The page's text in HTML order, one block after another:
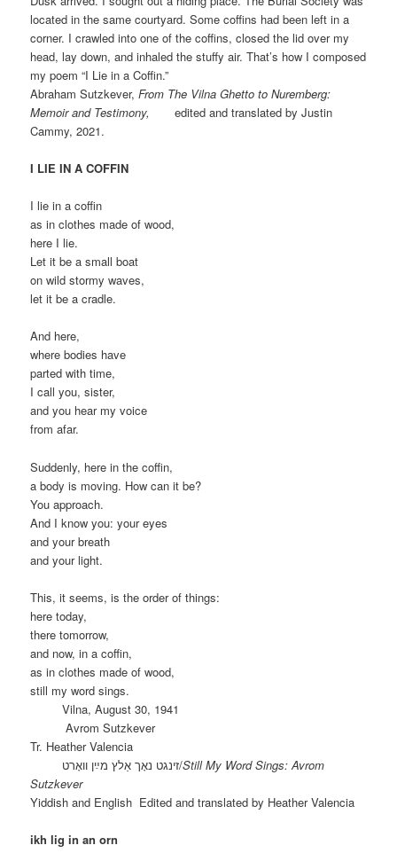
located in the same courtyard. Some coffins had been left in a
corner. I crawled into one of the coffins, closed the lid over my
head, lay down, and inhaled the stuffy air. That’s how I composed
my poem “I Lie in a Coffin.”
Abraham Sutzkever,From The Vilna Ghetto to Nuremberg:
Memoir and Testimony,
edited and translated by Justin
Cammy, 2021.
I LIE IN A COFFIN
I lie in a coffin
as in clothes made of wood,
here I lie.
Let it be a small boat
on wild stormy waves,
let it be a cradle.
And here,
where bodies have
parted with time,
I call you, sister,
and you hear my voice
from afar.
Suddenly, here in the coffin,
a body is moving. How can it be?
You approach.
And I know you: your eyes
and your breath
and your light.
This, it seems, is the order of things:
here today,
there tomorrow,
and now, in a coffin,
as in clothes made of wood,
still my word sings.
Vilna, August 30, 1941
Avrom Sutzkever
Tr. Heather Valencia
זינגט נאָך אַלץ מײַן וואָרט/Still My Word Sings: Avrom
Sutzkever
Yiddish and English Edited and translated by Heather Valencia
ikh lig in an orn